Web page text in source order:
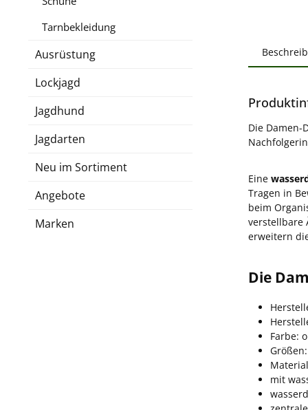
Tarnbekleidung
Ausrüstung
Lockjagd
Jagdhund
Jagdarten
Neu im Sortiment
Angebote
Marken
Die Damen-
Eine
Tragen in
beim
verstellbare
erweitern
Die
Farbe:
Größen:
mit